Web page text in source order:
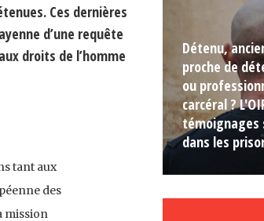
Ces dernières
d’une requête
droits de l’homme
tant aux
des
mission
Détenu,
proche de
ou
carcéral ?
dans les